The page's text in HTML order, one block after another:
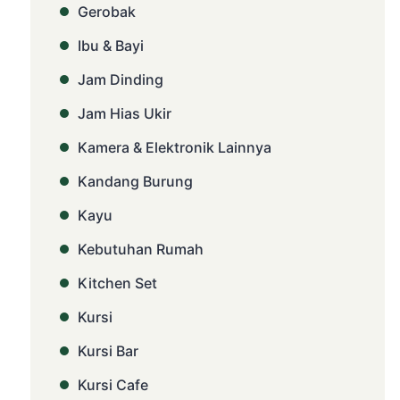
Gerobak
Ibu & Bayi
Jam Dinding
Jam Hias Ukir
Kamera & Elektronik Lainnya
Kandang Burung
Kayu
Kebutuhan Rumah
Kitchen Set
Kursi
Kursi Bar
Kursi Cafe